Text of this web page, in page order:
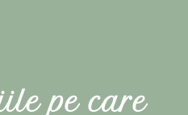
pe care